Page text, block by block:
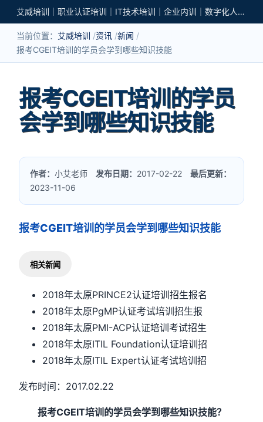
艾威培训｜职业认证培训｜IT技术培训｜企业内训｜数字化人才培养
当前位置： 艾威培训 资讯 新闻
报考CGEIT培训的学员会学到哪些知识技能
报考CGEIT培训的学员
会学到哪些知识技能
作者：小艾老师 发布日期： 2017-02-22最后更新：
2023-11-06
报考CGEIT培训的学员会学到哪些知识技能
相关新闻
2018年太原PRINCE2认证培训招生报名
2018年太原PgMP认证考试培训招生报
2018年太原PMI-ACP认证培训考试招生
2018年太原ITIL Foundation认证培训招
2018年太原ITIL Expert认证考试培训招
发布时间：2017.02.22
报考CGEIT培训的学员会学到哪些知识技能？